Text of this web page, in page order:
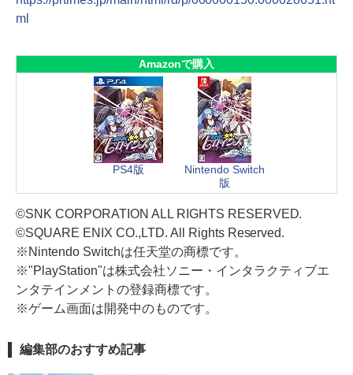
ml
Amazonで購入
PS4版
Nintendo Switch
版
©SNK CORPORATION ALL RIGHTS RESERVED.
©SQUARE ENIX CO.,LTD. All Rights Reserved.
※Nintendo Switchは任天堂の商標です。
※"PlayStation"は株式会社ソニー・インタラクティブエ
ンタテインメントの登録商標です。
※ゲーム画面は開発中のものです。
編集部のおすすめ記事